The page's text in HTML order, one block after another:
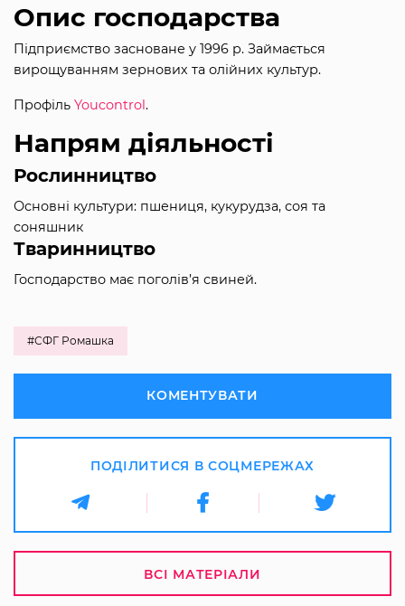
Опис господарства
Підприємство засноване у 1996 р. Займається
вирощуванням зернових та олійних культур.
Профіль Youcontrol.
Напрям діяльності
Рослинництво
Основні культури: пшениця, кукурудза, соя та
соняшник
Тваринництво
Господарство має поголів’я свиней.
#СФГ Ромашка
КОМЕНТУВАТИ
ПОДІЛИТИСЯ В СОЦМЕРЕЖАХ
ВСІ МАТЕРІАЛИ